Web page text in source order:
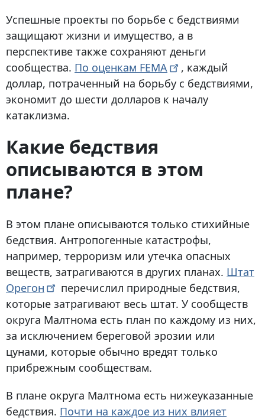
Успешные проекты по борьбе с бедствиями
защищают жизни и имущество, а в
перспективе также сохраняют деньги
сообщества. По оценкам FEMA
, каждый
доллар, потраченный на борьбу с бедствиями,
экономит до шести долларов к началу
катаклизма.
Какие бедствия
описываются в этом
плане?
В этом плане описываются только стихийные
бедствия. Антропогенные катастрофы,
например, терроризм или утечка опасных
веществ, затрагиваются в других планах. Штат
Орегон
перечислил природные бедствия,
которые затрагивают весь штат. У сообществ
округа Малтнома есть план по каждому из них,
за исключением береговой эрозии или
цунами, которые обычно вредят только
прибрежным сообществам.
В плане округа Малтнома есть нижеуказанные
бедствия. Почти на каждое из них влияет